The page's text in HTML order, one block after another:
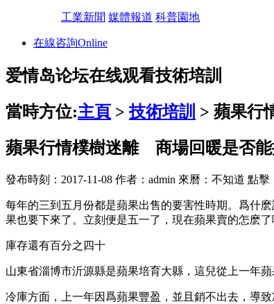
工業新聞 媒體報道 科普園地
在線咨詢Online
爱情岛论坛在线观看技術培訓
當時方位:主頁 >技術培訓
> 蘋果行
蘋果行情樸樹迷離 商場回暖是否能
發布時刻：2017-11-08 作者：admin 來曆：不知道 點擊
每年的三到五月份都是蘋果出售的要害性時期。爲什
果也要下來了。立刻便是五一了，現在蘋果賣的怎麽
庫存還有百分之四十
山東省淄博市沂源縣是蘋果培育大縣，這兒從上一年
冷庫方面，上一年因爲蘋果豐盈，並且銷不出去，導